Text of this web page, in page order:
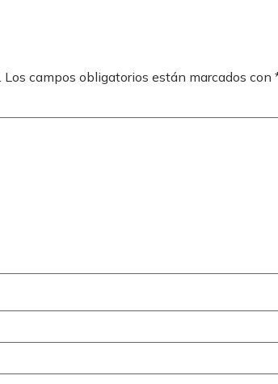
Los campos obligatorios están marcados con